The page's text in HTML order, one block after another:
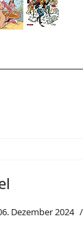
Dezember 2024